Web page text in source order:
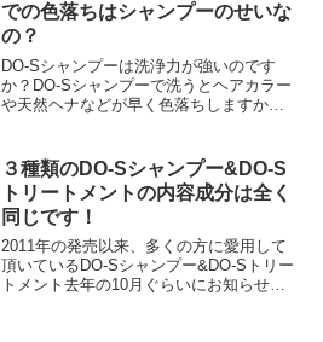
での色落ちはシャンプーのせいな
の？
DO-Sシャンプーは洗浄力が強いのです
か？DO-Sシャンプーで洗うとヘアカラー
や天然ヘナなどが早く色落ちしますか？
はちゃんと...
３種類のDO-Sシャンプー&DO-S
トリートメントの内容成分は全く
同じです！
2011年の発売以来、多くの方に愛用して
頂いているDO-Sシャンプー&DO-Sトリー
トメント去年の10月ぐらいにお知らせし